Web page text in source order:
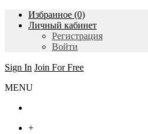
Избранное (0)
Личный кабинет
Регистрация
Войти
Sign In Join For Free
MENU
+